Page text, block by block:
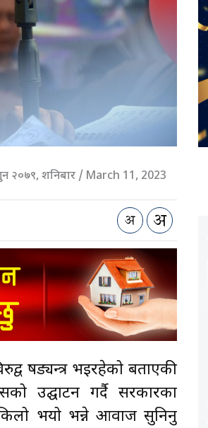
२०७९, शनिबार / March 11, 2023
षड्यन्त्र भइरहेको बताएकी
उद्घाटन गर्दै सरकारका
भयो भन्ने आवाज सुनिनु